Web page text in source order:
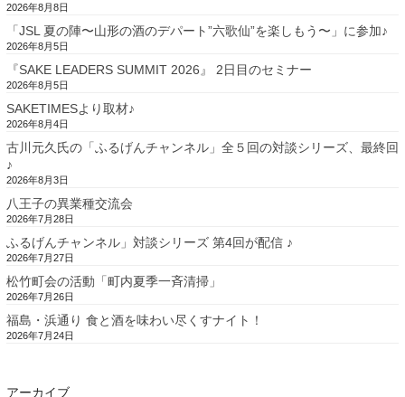
2026年8月8日
「JSL 夏の陣〜山形の酒のデパート”六歌仙”を楽しもう〜」に参加♪
2026年8月5日
『SAKE LEADERS SUMMIT 2026』 2日目のセミナー
2026年8月5日
SAKETIMESより取材♪
2026年8月4日
古川元久氏の「ふるげんチャンネル」全５回の対談シリーズ、最終回
♪
2026年8月3日
八王子の異業種交流会
2026年7月28日
ふるげんチャンネル」対談シリーズ 第4回が配信 ♪
2026年7月27日
松竹町会の活動「町内夏季一斉清掃」
2026年7月26日
福島・浜通り 食と酒を味わい尽くすナイト！
2026年7月24日
アーカイブ